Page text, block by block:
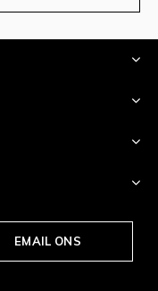
EMAIL ONS